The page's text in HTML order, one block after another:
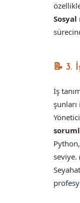
📝 3.
İş
seviye.